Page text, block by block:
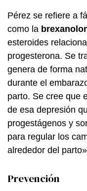
Pérez se refiere a
como la
esteroides
progesterona. Se
genera de forma
durante el
parto. Se cree que
de esa depresión
progestágenos y
para regular los
alrededor del
Prevención